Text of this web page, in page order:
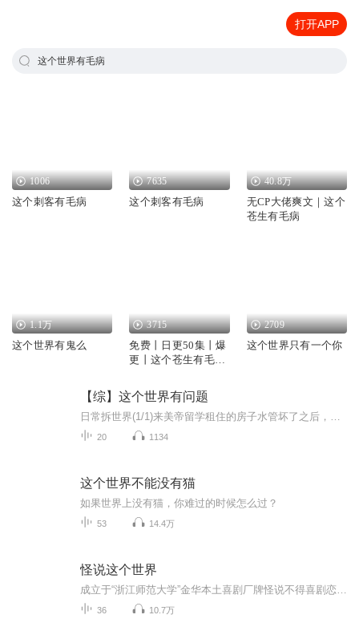
打开APP
这个世界有毛病
1006
这个刺客有毛病
7635
这个刺客有毛病
40.8万
无CP大佬爽文｜这个
苍生有毛病
1.1万
这个世界有鬼么
3715
免费丨日更50集丨爆
更丨这个苍生有毛病
2709
这个世界只有一个你
【综】这个世界有问题
20 1134
这个世界不能没有猫
如果世界上没有猫，你难过的时候怎么过？
53 14.4万
怪说这个世界
36 10.7万